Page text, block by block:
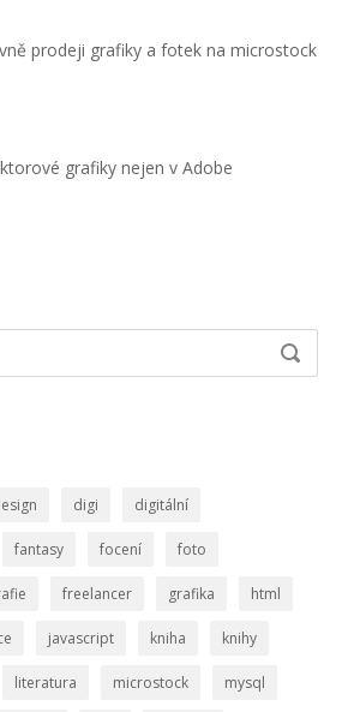
prodeji grafiky a fotek na microstock
grafiky nejen v Adobe
digi digitální
fantasy focení foto
freelancer grafika html
javascript kniha knihy
literatura microstock mysql